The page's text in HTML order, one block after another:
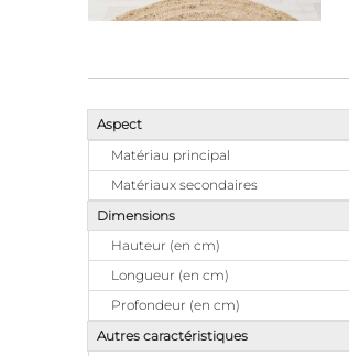
Aspect
Matériau principal
Matériaux secondaires
Dimensions
Hauteur (en cm)
Longueur (en cm)
Profondeur (en cm)
Autres caractéristiques